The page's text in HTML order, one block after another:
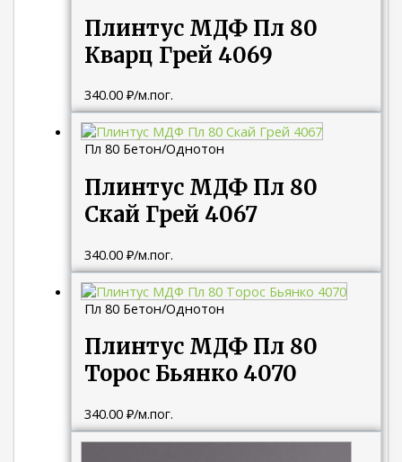
Плинтус МДФ Пл 80
Кварц Грей 4069
340.00₽/м.пог.
Пл 80 Бетон/Однотон
Плинтус МДФ Пл 80
Скай Грей 4067
340.00₽/м.пог.
Пл 80 Бетон/Однотон
Плинтус МДФ Пл 80
Торос Бьянко 4070
340.00₽/м.пог.